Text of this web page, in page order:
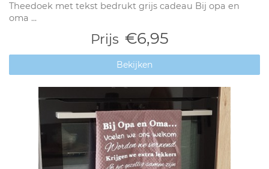
Theedoek met tekst bedrukt grijs cadeau Bij opa en
oma ...
Prijs €6,95
Bekijken